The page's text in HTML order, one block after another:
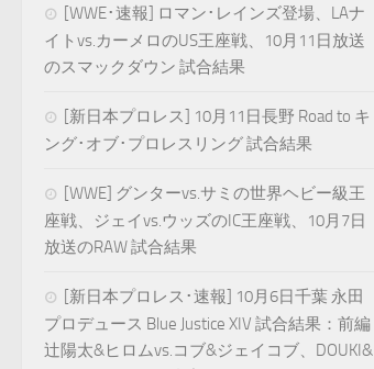
[WWE･速報] ロマン･レインズ登場、LAナ
イトvs.カーメロのUS王座戦、10月11日放送
のスマックダウン 試合結果
[新日本プロレス] 10月11日長野 Road to キ
ング･オブ･プロレスリング 試合結果
[WWE] グンターvs.サミの世界ヘビー級王
座戦、ジェイvs.ウッズのIC王座戦、10月7日
放送のRAW 試合結果
[新日本プロレス･速報] 10月6日千葉 永田
プロデュース Blue Justice XIV 試合結果：前編
辻陽太&ヒロムvs.コブ&ジェイコブ、DOUKI&